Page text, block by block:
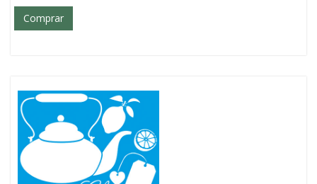
Comprar